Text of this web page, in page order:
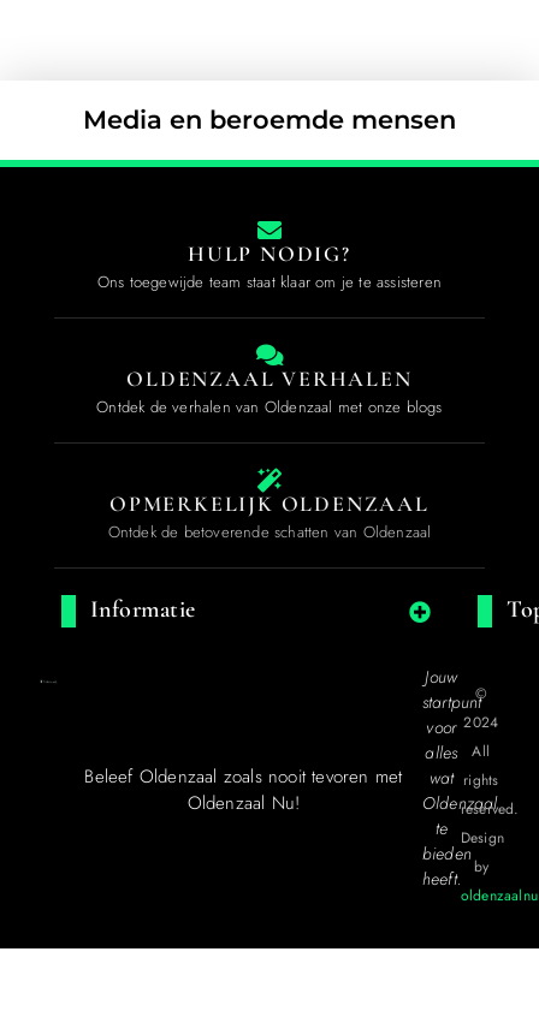
Media en beroemde mensen
HULP NODIG?
Ons toegewijde team staat klaar om je te assisteren
OLDENZAAL VERHALEN
Ontdek de verhalen van Oldenzaal met onze blogs
OPMERKELIJK OLDENZAAL
Ontdek de betoverende schatten van Oldenzaal
Informatie
Beleef Oldenzaal zoals nooit tevoren met
Oldenzaal Nu!
Jouw
startpunt
voor
alles
wat
Oldenzaal
te
bieden
heeft.
©
2024
All
rights
reserved.
Design
by